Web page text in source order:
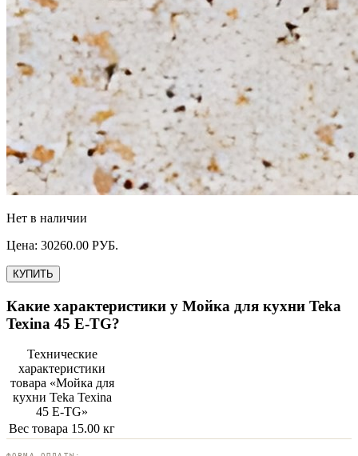
Нет в наличии
Цена: 30260.00 РУБ.
КУПИТЬ
Какие характеристики у Мойка для кухни Teka
Texina 45 E-TG?
Технические
характеристики
товара «Мойка для
кухни Teka Texina
45 E-TG»
Вес товара 15.00 кг